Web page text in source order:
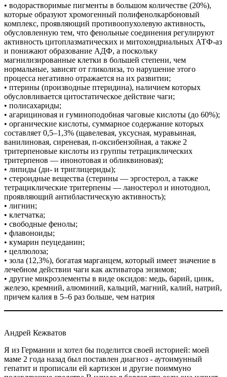
• водорастворимые пигменты в большом количестве (20%),
которые образуют хромогенный полифенолкарбоновый
комплекс, проявляющий противоопухолевую активность,
обусловленную тем, что фенольные соединения регулируют
активность цитоплазматических и митохондриальных АТФ-аз
и понижают образование АДФ, а поскольку
магнилизированные клетки в большей степени, чем
нормальные, зависят от гликолиза, то нарушение этого
процесса негативно отражается на их развитии;
• птерины (производные птеридина), наличием которых
обусловливается цитостатическое действие чаги;
• полисахариды;
• агарициновая и гуминоподобная чаговые кислоты (до 60%);
• органические кислоты, суммарное содержание которых
составляет 0,5–1,3% (щавелевая, уксусная, муравьиная,
ванилиновая, сиреневая, п-оксибензойная, а также 2
тритерпеновые кислоты из группы тетрациклических
тритерпенов — инонотовая и обликвиновая);
• липиды (ди- и триглицериды);
• стероидные вещества (стерины — эргостерол, а также
тетрациклические тритерпены — ланостерол и инотодиол,
проявляющий антибластическую активность);
• лигнин;
• клетчатка;
• свободные фенолы;
• флавоноиды;
• кумарин пеуцеданин;
• целлюлоза;
• зола (12,3%), богатая марганцем, который имеет значение в
лечебном действии чаги как активатора энзимов;
• другие микроэлементы в виде оксидов: медь, барий, цинк,
железо, кремний, алюминий, кальций, магний, калий, натрий,
причем калия в 5–6 раз больше, чем натрия
Андрей Кежватов
Я из Германии и хотел бы поделится своей историей: моей
маме 2 года назад был поставлен диагноз - аутоимунный
гепатит и прописали ей картизон и другие поиммуно